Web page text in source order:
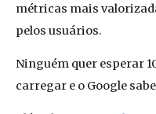
métricas mais
pelos usuários.
Ninguém quer esperar
carregar e o Google